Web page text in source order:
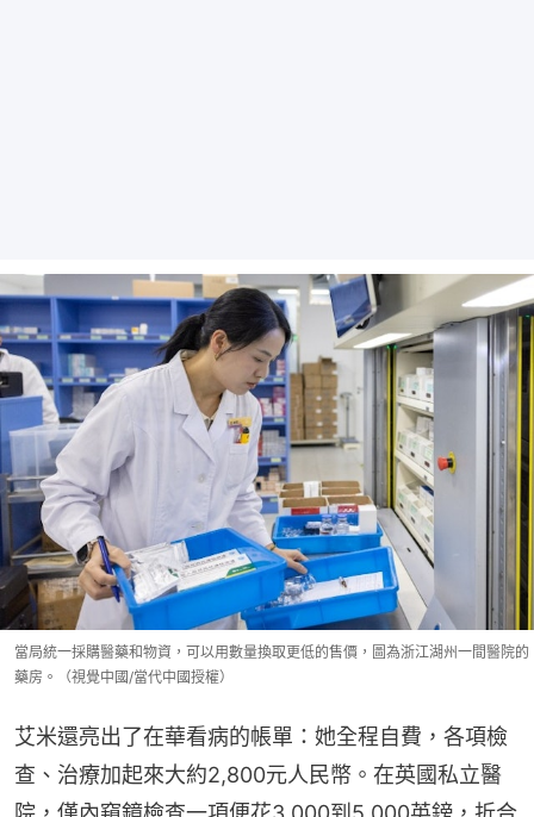
當局統一採購醫藥和物資，可以用數量換取更低的售價，圖為浙江湖州一間醫院的
藥房。（視覺中國/當代中國授權）
艾米還亮出了在華看病的帳單：她全程自費，各項檢
查、治療加起來大約2,800元人民幣。在英國私立醫